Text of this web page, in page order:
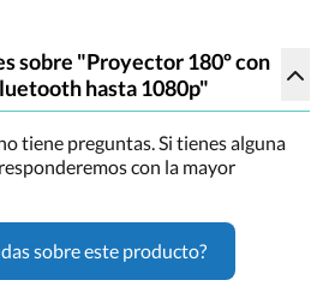
sobre "Proyector 180º con
hasta 1080p"
tiene preguntas. Si tienes alguna
con la mayor
sobre este producto?